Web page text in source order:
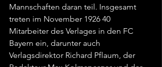
Mannschaften daran teil. Insgesamt
treten im November 1926 40
Mitarbeiter des Verlages in den FC
Bayern ein, darunter auch
Verlagsdirektor Richard Pflaum, der